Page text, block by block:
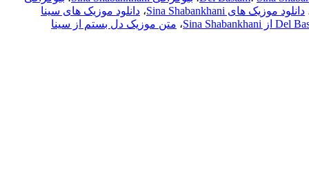
دانلود موزیک های Sina Shabankhani ، دانلود موزیک های سینا
، متن موزیک دل بستم از سینا